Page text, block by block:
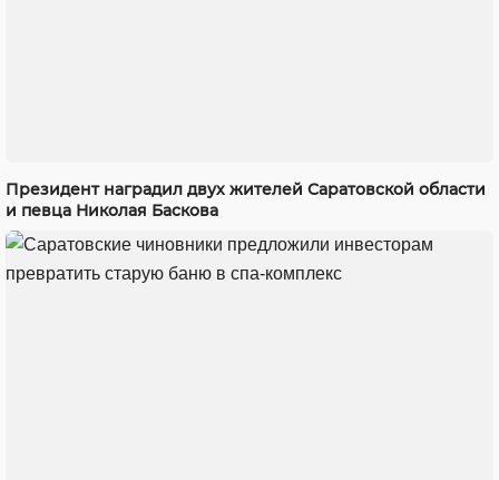
Президент наградил двух жителей Саратовской области
и певца Николая Баскова